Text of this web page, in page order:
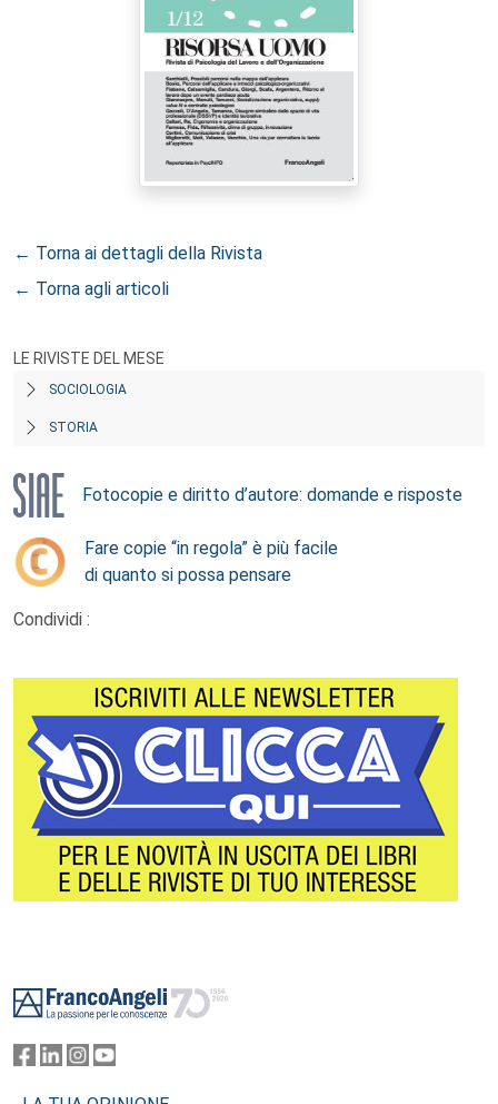
← Torna ai dettagli della Rivista
← Torna agli articoli
LE RIVISTE DEL MESE
SOCIOLOGIA
STORIA
Fotocopie e diritto d’autore: domande e risposte
Fare copie “in regola” è più facile
di quanto si possa pensare
Condividi :